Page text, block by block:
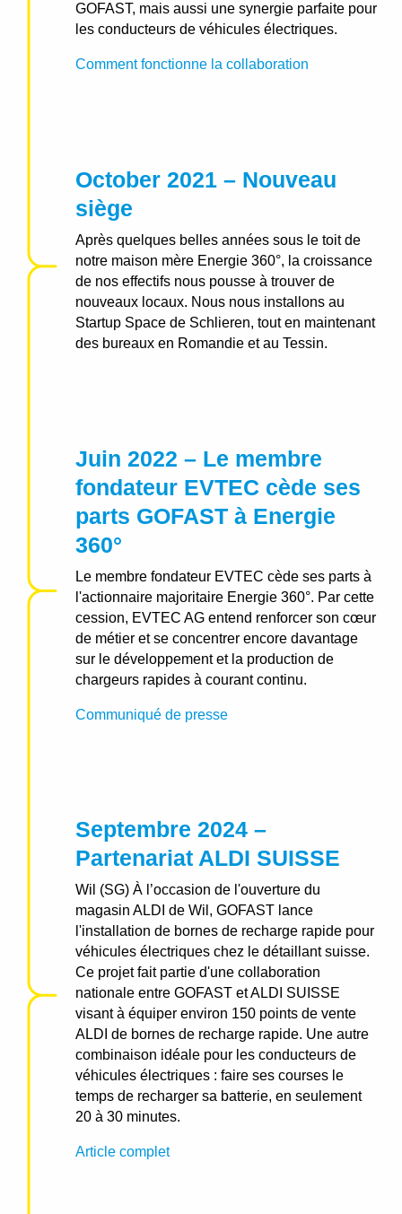
GOFAST, mais aussi une synergie parfaite pour
les conducteurs de véhicules électriques.
Comment fonctionne la collaboration
October 2021 – Nouveau
siège
Après quelques belles années sous le toit de
notre maison mère Energie 360°, la croissance
de nos effectifs nous pousse à trouver de
nouveaux locaux. Nous nous installons au
Startup Space de Schlieren, tout en maintenant
des bureaux en Romandie et au Tessin.
Juin 2022 – Le membre
fondateur EVTEC cède ses
parts GOFAST à Energie
360°
Le membre fondateur EVTEC cède ses parts à
l'actionnaire majoritaire Energie 360°. Par cette
cession, EVTEC AG entend renforcer son cœur
de métier et se concentrer encore davantage
sur le développement et la production de
chargeurs rapides à courant continu.
Communiqué de presse
Septembre 2024 –
Partenariat ALDI SUISSE
Wil (SG) À l’occasion de l'ouverture du
magasin ALDI de Wil, GOFAST lance
l'installation de bornes de recharge rapide pour
véhicules électriques chez le détaillant suisse.
Ce projet fait partie d'une collaboration
nationale entre GOFAST et ALDI SUISSE
visant à équiper environ 150 points de vente
ALDI de bornes de recharge rapide. Une autre
combinaison idéale pour les conducteurs de
véhicules électriques : faire ses courses le
temps de recharger sa batterie, en seulement
20 à 30 minutes.
Article complet